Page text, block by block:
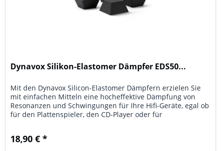
Dynavox Silikon-Elastomer Dämpfer EDS50...
Mit den Dynavox Silicon-Elastomer Dämpfern erzielen Sie
mit einfachen Mitteln eine hocheffektive Dämpfung von
Resonanzen und Schwingungen für Ihre Hifi-Geräte, egal ob
für den Plattenspieler, den CD-Player oder für
18,90 € *